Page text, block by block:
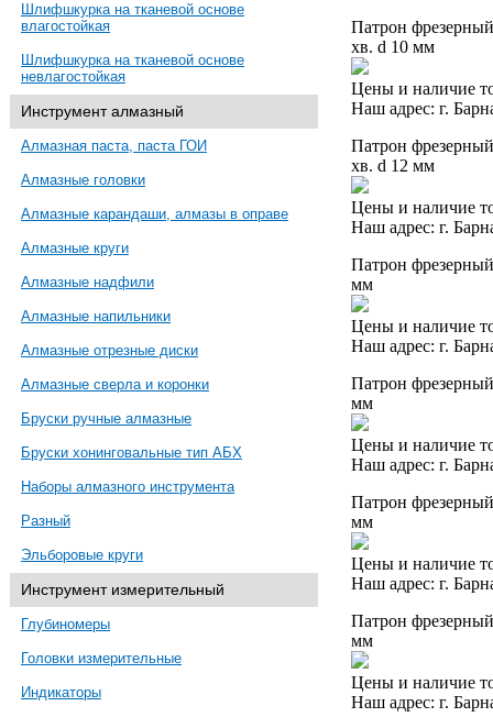
Шлифшкурка на тканевой основе
влагостойкая
Шлифшкурка на тканевой основе
невлагостойкая
Инструмент алмазный
Алмазная паста, паста ГОИ
Алмазные головки
Алмазные карандаши, алмазы в оправе
Алмазные круги
Алмазные надфили
Алмазные напильники
Алмазные отрезные диски
Алмазные сверла и коронки
Бруски ручные алмазные
Бруски хонинговальные тип АБХ
Наборы алмазного инструмента
Разный
Эльборовые круги
Инструмент измерительный
Глубиномеры
Головки измерительные
Индикаторы
Патрон
хв. d 10 мм
Цены и наличие
Наш адрес: г.
Патрон
хв. d 12 мм
Цены и наличие
Наш адрес: г.
Патрон
мм
Цены и наличие
Наш адрес: г.
Патрон
мм
Цены и наличие
Наш адрес: г.
Патрон
мм
Цены и наличие
Наш адрес: г.
Патрон
мм
Цены и наличие
Наш адрес: г.